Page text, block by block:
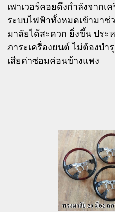
เพาเวอร์คอยดึงกำลังจาก
ระบบไฟฟ้าทั้งหมดเข้ามาช่
มาลัยได้สะดวก ยิ่งขึ้น ประ
ภาระเครื่องยนต์ ไม่ต้องบำ
เสียค่าซ่อมค่อนข้างแพง